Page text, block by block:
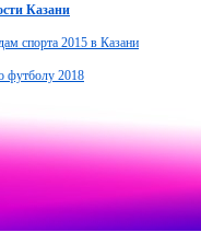
Казани
спорта 2015 в Казани
футболу 2018